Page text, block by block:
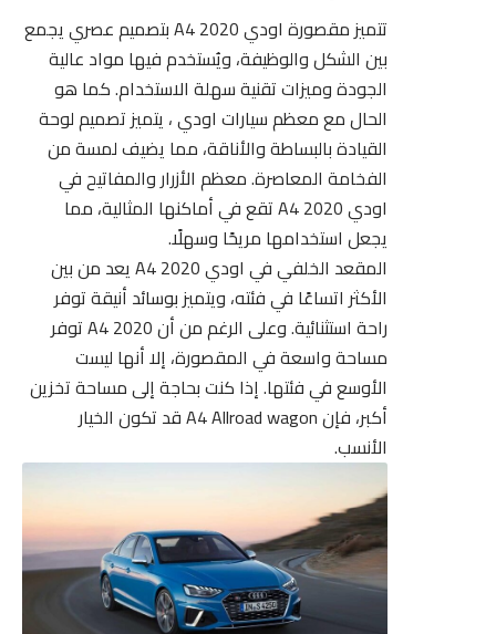
تتميز مقصورة اودي A4 2020 بتصميم عصري يجمع
بين الشكل والوظيفة، ويُستخدم فيها مواد عالية
الجودة وميزات تقنية سهلة الاستخدام. كما هو
الحال مع معظم سيارات اودي ، يتميز تصميم لوحة
القيادة بالبساطة والأناقة، مما يضيف لمسة من
الفخامة المعاصرة. معظم الأزرار والمفاتيح في
اودي A4 2020 تقع في أماكنها المثالية، مما
يجعل استخدامها مريحًا وسهلًا.
المقعد الخلفي في اودي A4 2020 يعد من بين
الأكثر اتساعًا في فئته، ويتميز بوسائد أنيقة توفر
راحة استثنائية. وعلى الرغم من أن A4 2020 توفر
مساحة واسعة في المقصورة، إلا أنها ليست
الأوسع في فئتها. إذا كنت بحاجة إلى مساحة تخزين
أكبر، فإن A4 Allroad wagon قد تكون الخيار
الأنسب.